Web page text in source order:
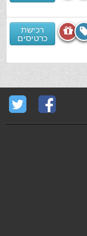
רכישת
כרטיסים